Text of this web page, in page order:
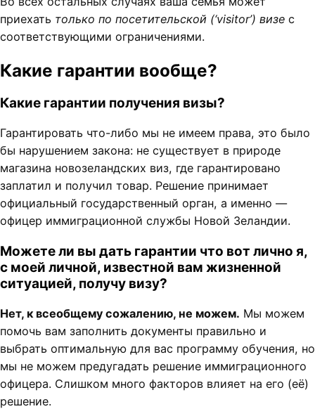
приехать только по посетительской (‘visitor’) визе с
соответствующими ограничениями.
Какие гарантии вообще?
Какие гарантии получения визы?
Гарантировать что-либо мы не имеем права, это было
бы нарушением закона: не существует в природе
магазина новозеландских виз, где гарантировано
заплатил и получил товар. Решение принимает
официальный государственный орган, а именно —
офицер иммиграционной службы Новой Зеландии.
Можете ли вы дать гарантии что вот лично я,
с моей личной, известной вам жизненной
ситуацией, получу визу?
Нет, к всеобщему сожалению, не можем. Мы можем
помочь вам заполнить документы правильно и
выбрать оптимальную для вас программу обучения, но
мы не можем предугадать решение иммиграционного
офицера. Слишком много факторов влияет на его (её)
решение.